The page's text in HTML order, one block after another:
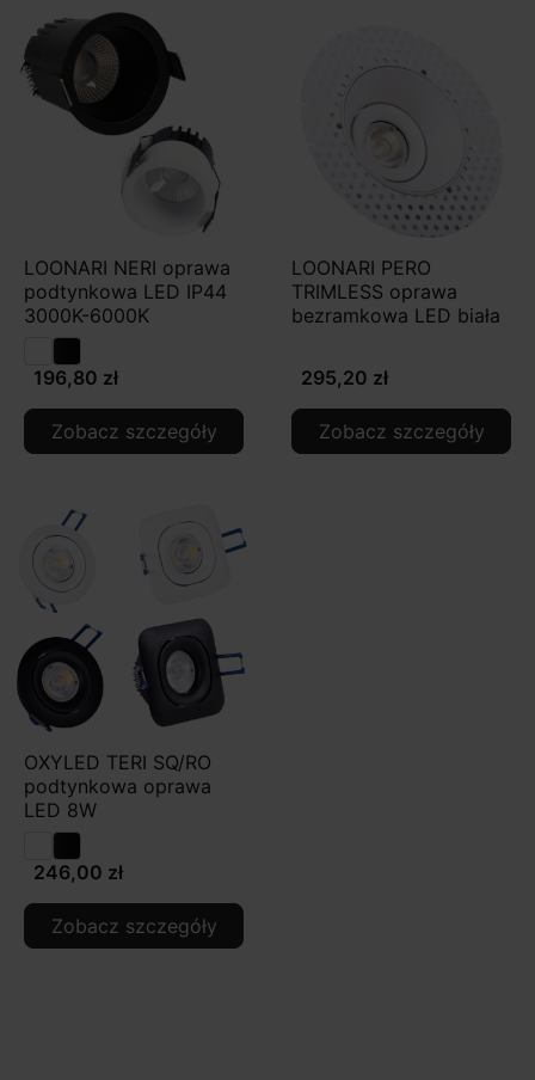
LOONARI NERI oprawa
podtynkowa LED IP44
3000K-6000K
196,80 zł
Zobacz szczegóły
LOONARI PERO
TRIMLESS oprawa
bezramkowa LED biała
295,20 zł
Zobacz szczegóły
OXYLED TERI SQ/RO
podtynkowa oprawa
LED 8W
246,00 zł
Zobacz szczegóły